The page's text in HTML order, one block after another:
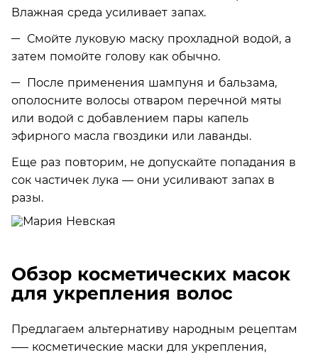
Влажная среда усиливает запах.
Смойте луковую маску прохладной водой, а
затем помойте голову как обычно.
После применения шампуня и бальзама,
ополосните волосы отваром перечной мяты
или водой с добавлением пары капель
эфирного масла гвоздики или лаванды.
Еще раз повторим, не допускайте попадания в
сок частичек лука — они усиливают запах в
разы.
Обзор косметических масок
для укрепления волос
Предлагаем альтернативу народным рецептам
—– косметические маски для укрепления,